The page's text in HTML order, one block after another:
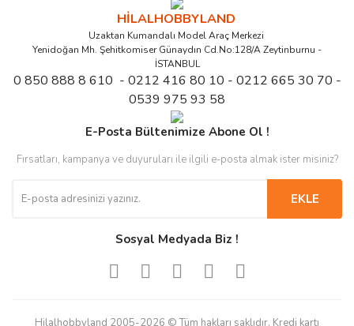
HİLALHOBBYLAND
Uzaktan Kumandalı Model Araç Merkezi
Yenidoğan Mh. Şehitkomiser Günaydın Cd.No:128/A Zeytinburnu -
İSTANBUL
0 850 888 8 610 - 0212 416 80 10 - 0212 665 30 70 -
0539 975 93 58
E-Posta Bültenimize Abone Ol !
Fırsatları, kampanya ve duyuruları ile ilgili e-posta almak ister misiniz?
EKLE
Sosyal Medyada Biz !
Hilalhobbyland 2005-2026 © Tüm hakları saklıdır. Kredi kartı